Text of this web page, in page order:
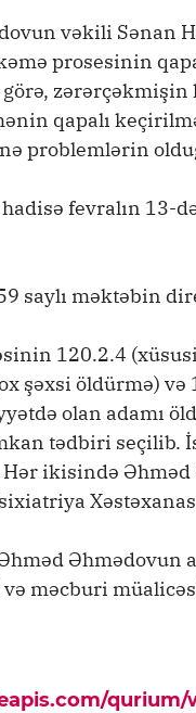
vəkili Sənan
prosesinin
qapalı
problemlərin
fevralın 13-
saylı məktəbin
120.2.4
şəxsi öldürmə)
olan adamı
tədbiri seçilib.
ikisində Əhməd
Əhmədovun
məcburi
qurium/